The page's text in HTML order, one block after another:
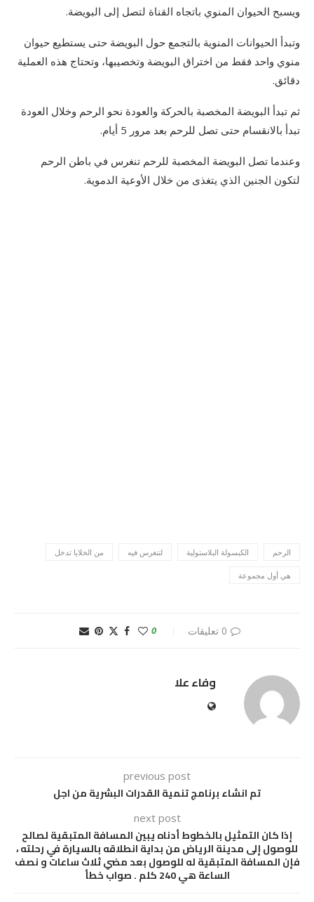
ويسبح الحيوان المنوي باتجاه القناة لتصل إلى البويضة.
وتبدأ الحيوانات المنوية بالتجمع حول البويضة حتى يستطيع حيوان
منوي واحد فقط من اختراق البويضة وتخصيبها، وتحتاج هذه العملية
دقائق.
ثم تبدأ البويضة المخصبة بالحركة والعودة نحو الرحم وخلال العودة
تبدأ بالانقسام حتى تصل للرحم بعد مرور 5 أيام.
وعندما تصل البويضة المخصبة للرحم تنغرس في باطن الرحم
لتكون الجنين الذي يتغذى من خلال الأوعية الدموية.
الرحم الكبسولة البلاستولية لتنغرس فيه من الخلايا تدخل
هي أول مجموعة
0 تعليقات 0
وفاء علا
previous post
تم انشاء برنامج تنمية القدرات البشرية من اجل
next post
إذا كان التمثيل بالخطوط أدناه يبين المسافة المتبقية لصالح
للوصول إلى مدينة الرياض من بداية انطلاقه بالسيارة في رحلته ،
فإن المسافة المتبقية له للوصول بعد مضي ثلاث ساعات و نصف
الساعة هي 240 كلم . صواب خطأ